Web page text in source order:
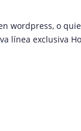
wordpress, o
línea exclusiva